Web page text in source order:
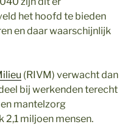
het hoofd te bieden
en daar waarschijnlijk
(RIVM) verwacht dan
bij werkenden terecht
mantelzorg
miljoen mensen.